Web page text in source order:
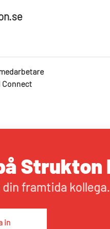
Connect
Strukton
framtida kollega.
in